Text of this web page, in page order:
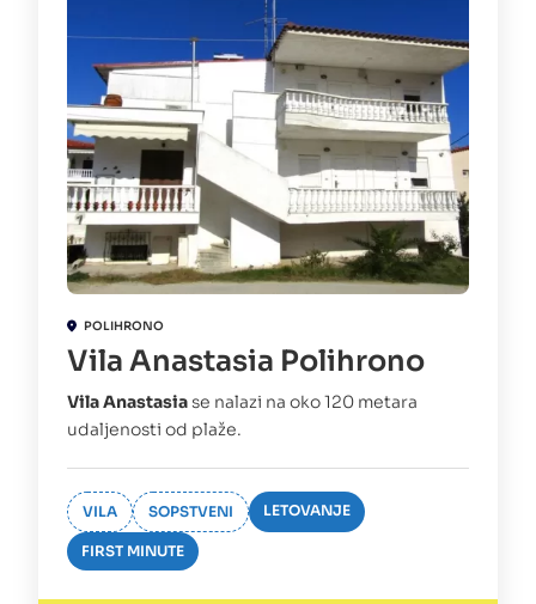
POLIHRONO
Vila Anastasia Polihrono
Vila Anastasiase nalazi na oko 120 metara
udaljenosti od plaže.
VILA SOPSTVENI LETOVANJE
FIRST MINUTE